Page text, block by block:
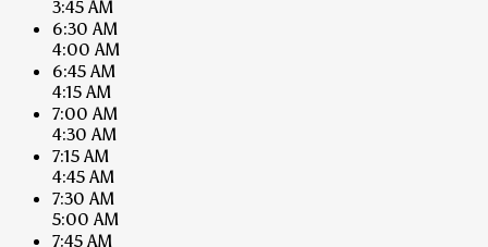
3:45 AM
6:30 AM
4:00 AM
6:45 AM
4:15 AM
7:00 AM
4:30 AM
7:15 AM
4:45 AM
7:30 AM
5:00 AM
7:45 AM